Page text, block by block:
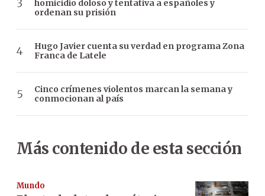
homicidio doloso y tentativa a españoles y
ordenan su prisión
Hugo Javier cuenta su verdad en programa Zona
Franca de Latele
Cinco crímenes violentos marcan la semana y
conmocionan al país
Más contenido de esta sección
Mundo